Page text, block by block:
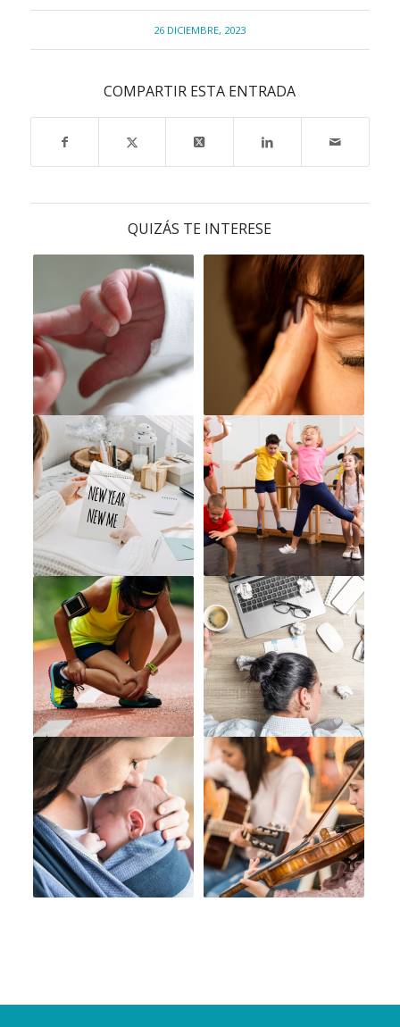
26 DICIEMBRE, 2023
COMPARTIR ESTA ENTRADA
QUIZÁS TE INTERESE